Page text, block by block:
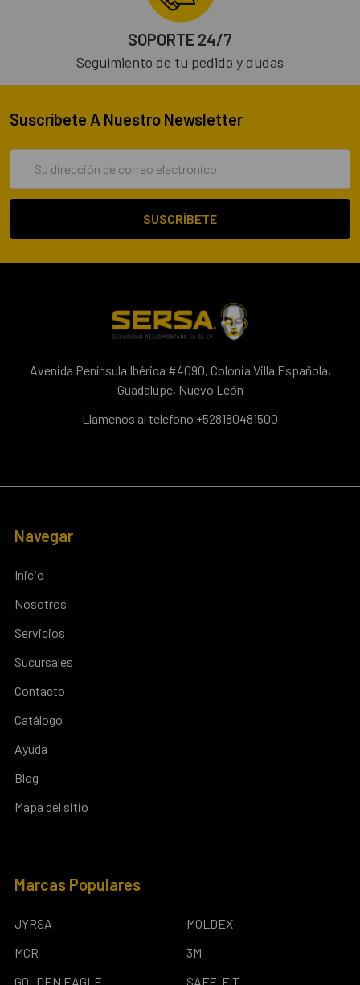
SOPORTE 24/7
Seguimiento de tu pedido y dudas
Suscríbete A Nuestro Newsletter
correo
Avenida Península Ibérica #4090, Colonia Villa Española,
Guadalupe, Nuevo León
Llamenos al teléfono +528180481500
Navegar
Inicio
Nosotros
Servicios
Sucursales
Contacto
Catálogo
Ayuda
Blog
Mapa del sitio
Marcas Populares
JYRSA
MCR
GOLDEN EAGLE
MOLDEX
3M
SAFE-FIT